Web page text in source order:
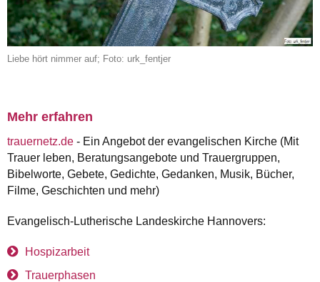
Liebe hört nimmer auf; Foto: urk_fentjer
Mehr erfahren
trauernetz.de - Ein Angebot der evangelischen Kirche (Mit
Trauer leben, Beratungsangebote und Trauergruppen,
Bibelworte, Gebete, Gedichte, Gedanken, Musik, Bücher,
Filme, Geschichten und mehr)
Evangelisch-Lutherische Landeskirche Hannovers:
Hospizarbeit
Trauerphasen